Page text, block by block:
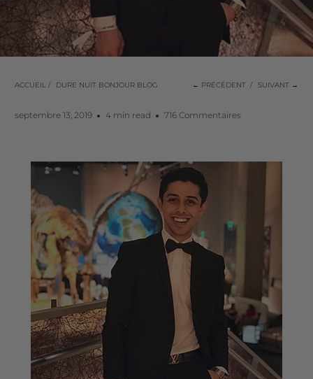
ACCUEIL / DURE NUIT BONJOUR BLOG ← PRÉCÉDENT / SUIVANT →
septembre 13, 2019 4 min read 716 Commentaires